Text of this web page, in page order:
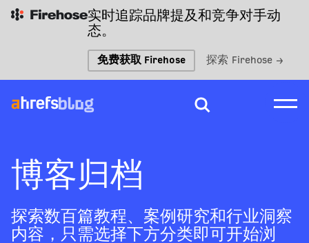
实时追踪品牌提及和竞争对手动
态。
免费获取 Firehose 探索 Firehose →
博客归档
探索数百篇教程、案例研究和行业洞察
内容，只需选择下方分类即可开始浏